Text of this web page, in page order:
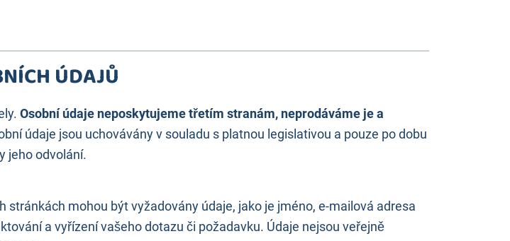
ÚDAJŮ
Osobní údaje neposkytujeme třetím stranám, neprodáváme je a
údaje jsou uchovávány v souladu s platnou legislativou a pouze po dobu
jeho odvolání.
mohou být vyžadovány údaje, jako je jméno, e-mailová adresa
a vyřízení vašeho dotazu či požadavku. Údaje nejsou veřejně